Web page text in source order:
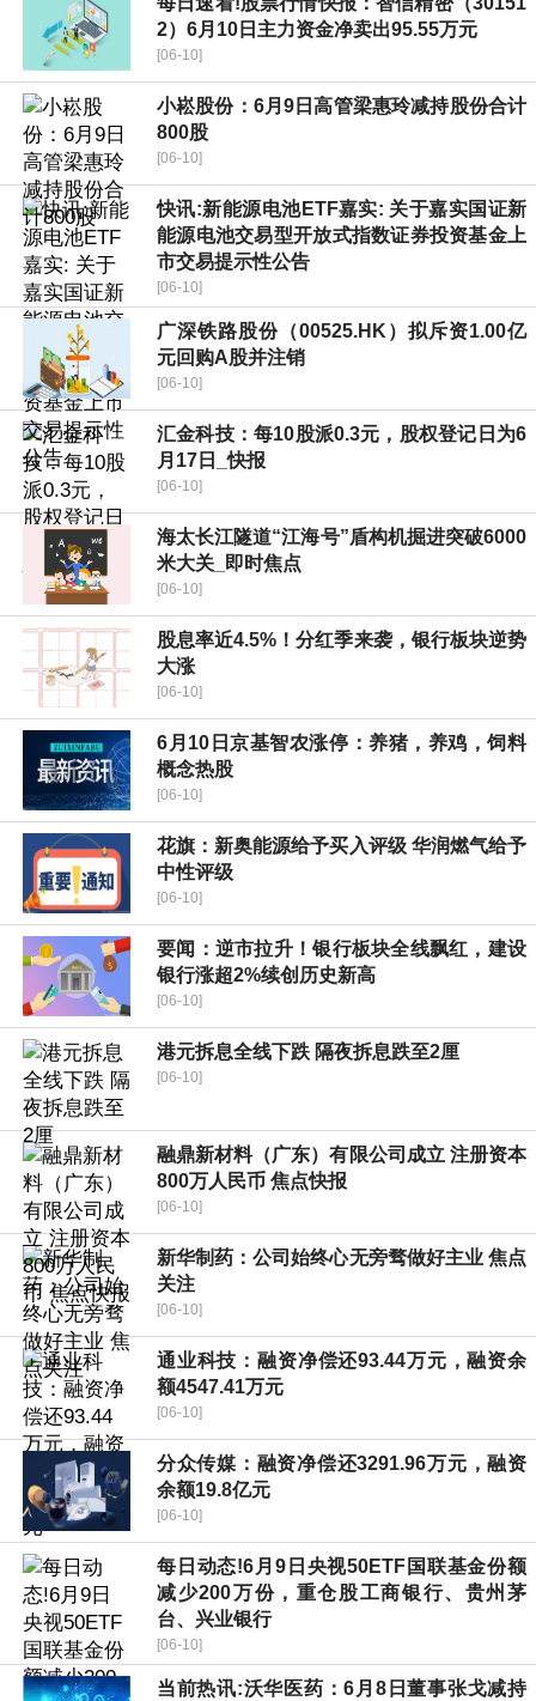
2）6月10日主力资金净卖出95.55万元
[06-10]
小崧股份：6月9日高管梁惠玲减持股份合计
800股
[06-10]
快讯:新能源电池ETF嘉实: 关于嘉实国证新
能源电池交易型开放式指数证券投资基金上
市交易提示性公告
[06-10]
广深铁路股份（00525.HK）拟斥资1.00亿
元回购A股并注销
[06-10]
汇金科技：每10股派0.3元，股权登记日为6
月17日_快报
[06-10]
海太长江隧道“江海号”盾构机掘进突破6000
米大关_即时焦点
[06-10]
股息率近4.5%！分红季来袭，银行板块逆势
大涨
[06-10]
6月10日京基智农涨停：养猪，养鸡，饲料
概念热股
[06-10]
花旗：新奥能源给予买入评级 华润燃气给予
中性评级
[06-10]
要闻：逆市拉升！银行板块全线飘红，建设
银行涨超2%续创历史新高
[06-10]
港元拆息全线下跌 隔夜拆息跌至2厘
[06-10]
融鼎新材料（广东）有限公司成立 注册资本
800万人民币 焦点快报
[06-10]
新华制药：公司始终心无旁骛做好主业 焦点
关注
[06-10]
通业科技：融资净偿还93.44万元，融资余
额4547.41万元
[06-10]
分众传媒：融资净偿还3291.96万元，融资
余额19.8亿元
[06-10]
每日动态!6月9日央视50ETF国联基金份额
减少200万份，重仓股工商银行、贵州茅
台、兴业银行
[06-10]
当前热讯:沃华医药：6月8日董事张戈减持